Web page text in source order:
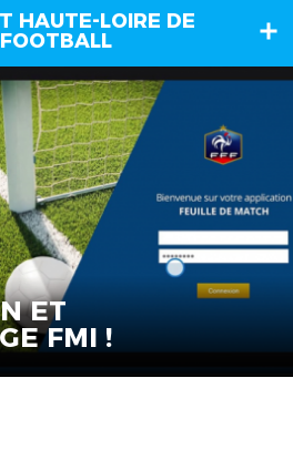
HAUTE-LOIRE DE
FOOTBALL
ET
FMI !